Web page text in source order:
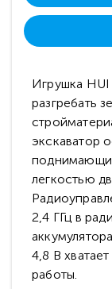
Игрушка HUI
разгребать
экскаватор
легкостью
2,4 ГГц в
4,8 В
работы.